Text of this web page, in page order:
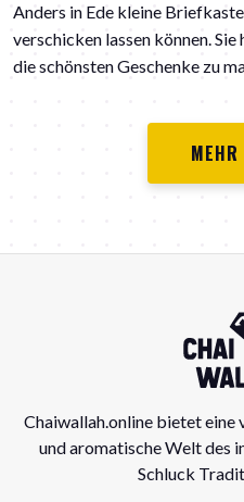
Anders in Ede kleine
verschicken lassen können.
die schönsten Geschenke zu
zu machen. "In dieser Zeit der
schwierig, sich zu treffen oder
MEHR
Chaiwallah.online bietet eine
und aromatische Welt des
Schluck